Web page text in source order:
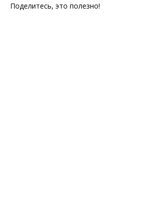
Поделитесь, это полезно!